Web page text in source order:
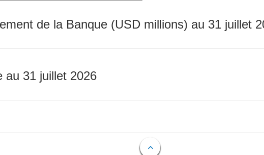
de la Banque (USD millions) au 31 juillet
au 31 juillet 2026